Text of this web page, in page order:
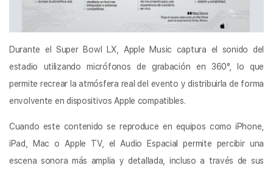
Durante el Super Bowl LX, Apple Music captura el sonido del
estadio utilizando micrófonos de grabación en 360°, lo que
permite recrear la atmósfera real del evento y distribuirla de forma
envolvente en dispositivos Apple compatibles.
Cuando este contenido se reproduce en equipos como iPhone,
iPad, Mac o Apple TV, el Audio Espacial permite percibir una
escena sonora más amplia y detallada, incluso a través de sus